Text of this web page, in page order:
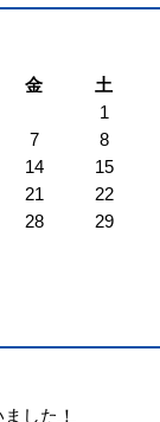
金
土
1
7
8
14
15
21
22
28
29
した！